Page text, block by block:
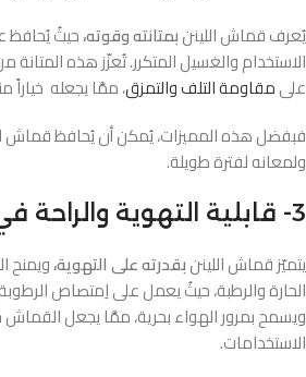
يُعرف قماش الليننبمتانته وقوته،حيثُ يُحافظ
الاستخدام والغسيل المتكرر. تُعزّز هذه
علىمقاومة التلف والتمزق، ممَّا يجعله خياراً
فبفضل هذه المميزات، يُمكن أن يُحافظ قماش
ولمعانه لفترة طويلة.
3- قابلية التهوية والراحة في الاستخدام
يتميّز قماش الليننبقدرته على التهوية،ويمنح
الحارة والرطبة، حيثُ يعمل على اِمتصاص الرطوبة
ويسمح بمرور الهواء بحرية، ممَّا يجعل القماش
الاستخدامات.